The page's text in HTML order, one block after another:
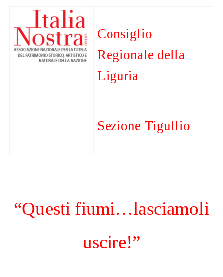
Consiglio
Regionale della
Liguria
Sezione Tigullio
“Questi fiumi…lasciamoli
uscire!”